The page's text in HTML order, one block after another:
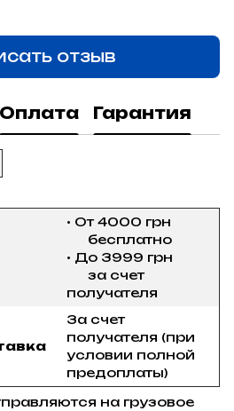
отзыв
Оплата Гарантия
• От 4000 грн
бесплатно
• До 3999 грн
за счет
получателя
За счет
получателя (при
условии полной
предоплаты)
на грузовое